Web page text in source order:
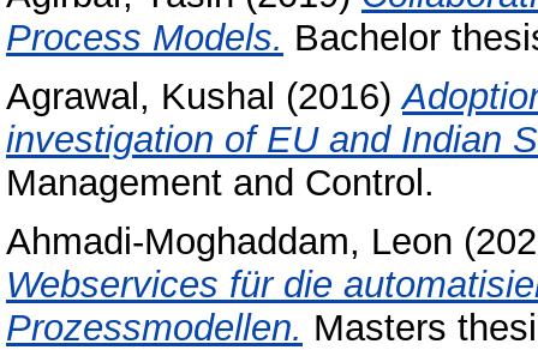
Process Models. Bachelor
Agrawal, Kushal (2016)
investigation of EU and Indian
Management and Control.
Ahmadi-Moghaddam, Leon
Webservices für die
Prozessmodellen. Masters